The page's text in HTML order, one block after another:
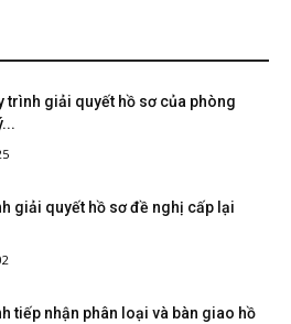
trình giải quyết hồ sơ của phòng
giải quyết hồ sơ đề nghị cấp lại
tiếp nhận phân loại và bàn giao hồ